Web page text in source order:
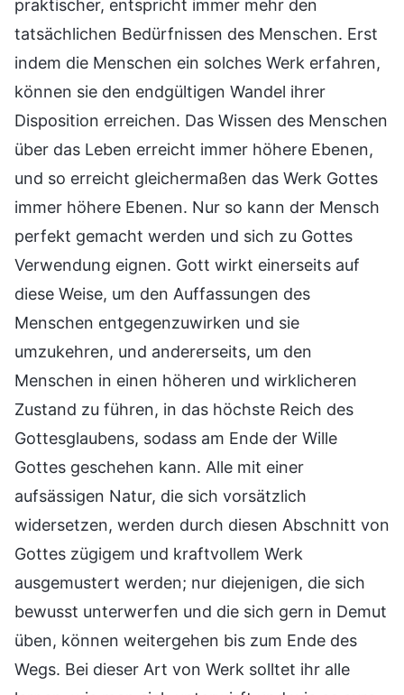
praktischer, entspricht immer mehr den
tatsächlichen Bedürfnissen des Menschen. Erst
indem die Menschen ein solches Werk erfahren,
können sie den endgültigen Wandel ihrer
Disposition erreichen. Das Wissen des Menschen
über das Leben erreicht immer höhere Ebenen,
und so erreicht gleichermaßen das Werk Gottes
immer höhere Ebenen. Nur so kann der Mensch
perfekt gemacht werden und sich zu Gottes
Verwendung eignen. Gott wirkt einerseits auf
diese Weise, um den Auffassungen des
Menschen entgegenzuwirken und sie
umzukehren, und andererseits, um den
Menschen in einen höheren und wirklicheren
Zustand zu führen, in das höchste Reich des
Gottesglaubens, sodass am Ende der Wille
Gottes geschehen kann. Alle mit einer
aufsässigen Natur, die sich vorsätzlich
widersetzen, werden durch diesen Abschnitt von
Gottes zügigem und kraftvollem Werk
ausgemustert werden; nur diejenigen, die sich
bewusst unterwerfen und die sich gern in Demut
üben, können weitergehen bis zum Ende des
Wegs. Bei dieser Art von Werk solltet ihr alle